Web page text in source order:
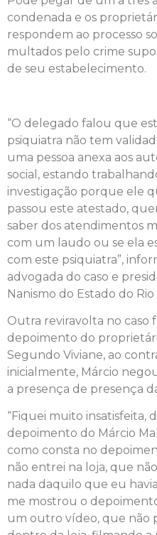
condenada e os
respondem ao processo
multados pelo crime
de seu estabelecimento.
“O delegado falou que
psiquiatra não tem
uma pessoa anexa aos
social, estando
investigação porque ele
passou este atestado,
saber dos atendimentos
com um laudo ou se ela
com este psiquiatra”,
advogada do caso e
Nanismo do Estado do
Outra reviravolta no caso
depoimento do
Segundo Viviane, ao
inicialmente, Márcio
a presença de presença
“Fiquei muito insatisfeita,
depoimento do Márcio
como consta no
não entrei na loja, que
nada daquilo que eu
me mostrou o
um outro vídeo, que não